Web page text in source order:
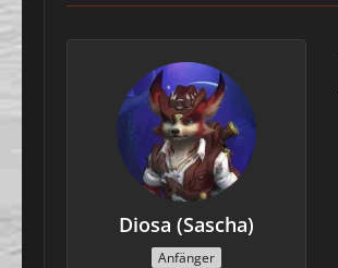
Diosa (Sascha)
Anfänger